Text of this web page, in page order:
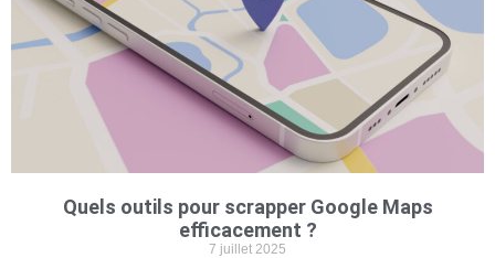
Quels outils pour scrapper Google Maps
efficacement ?
7 juillet 2025